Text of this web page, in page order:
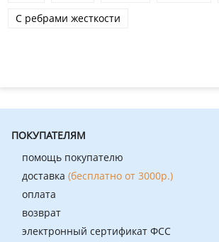
С ребрами жесткости
ПОКУПАТЕЛЯМ
помощь покупателю
доставка (бесплатно от 3000р.)
оплата
возврат
электронный сертификат ФСС